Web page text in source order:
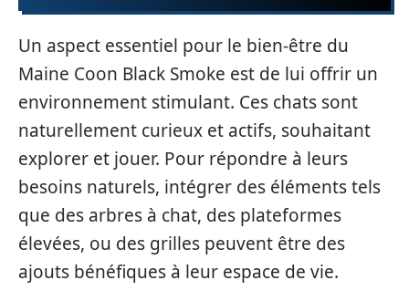
Un aspect essentiel pour le bien-être du
Maine Coon Black Smoke est de lui offrir un
environnement stimulant. Ces chats sont
naturellement curieux et actifs, souhaitant
explorer et jouer. Pour répondre à leurs
besoins naturels, intégrer des éléments tels
que des arbres à chat, des plateformes
élevées, ou des grilles peuvent être des
ajouts bénéfiques à leur espace de vie.